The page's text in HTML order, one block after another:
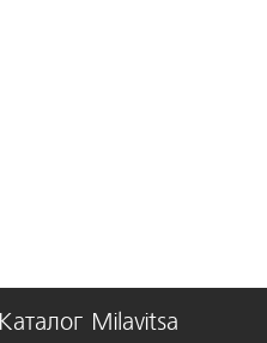
Каталог Milavitsa